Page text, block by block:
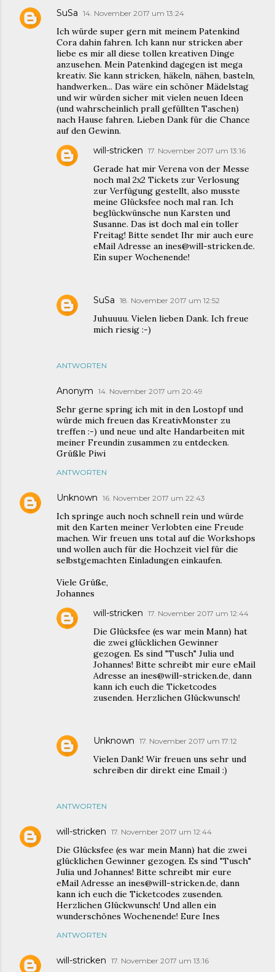
SuSa 14. November 2017 um 13:24
Ich würde super gern mit meinem Patenkind
Cora dahin fahren. Ich kann nur stricken aber
liebe es mir all diese tollen kreativen Dinge
anzusehen. Mein Patenkind dagegen ist mega
kreativ. Sie kann stricken, häkeln, nähen, basteln,
handwerken... Das wäre ein schöner Mädelstag
und wir würden sicher mit vielen neuen Ideen
(und wahrscheinlich prall gefüllten Taschen)
nach Hause fahren. Lieben Dank für die Chance
auf den Gewinn.
ANTWORTEN
will-stricken 17. November 2017 um 13:16
Gerade hat mir Verena von der Messe
noch mal 2x2 Tickets zur Verlosung
zur Verfügung gestellt, also musste
meine Glücksfee noch mal ran. Ich
beglückwünsche nun Karsten und
Susanne. Das ist doch mal ein toller
Freitag! Bitte sendet Ihr mir auch eure
eMail Adresse an ines@will-stricken.de.
Ein super Wochenende!
SuSa 18. November 2017 um 12:52
Juhuuuu. Vielen lieben Dank. Ich freue
mich riesig :-)
Anonym 14. November 2017 um 20:49
Sehr gerne spring ich mit in den Lostopf und
würde mich freuen das KreativMonster zu
treffen :-) und neue und alte Handarbeiten mit
meiner Freundin zusammen zu entdecken.
Grüßle Piwi
ANTWORTEN
Unknown 16. November 2017 um 22:43
Ich springe auch noch schnell rein und würde
mit den Karten meiner Verlobten eine Freude
machen. Wir freuen uns total auf die Workshops
und wollen auch für die Hochzeit viel für die
selbstgemachten Einladungen einkaufen.
Viele Grüße,
Johannes
ANTWORTEN
will-stricken 17. November 2017 um 12:44
Die Glücksfee (es war mein Mann) hat
die zwei glücklichen Gewinner
gezogen. Es sind "Tusch" Julia und
Johannes! Bitte schreibt mir eure eMail
Adresse an ines@will-stricken.de, dann
kann ich euch die Ticketcodes
zusenden. Herzlichen Glückwunsch!
Unknown 17. November 2017 um 17:12
Vielen Dank! Wir freuen uns sehr und
schreiben dir direkt eine Email :)
will-stricken 17. November 2017 um 12:44
Die Glücksfee (es war mein Mann) hat die zwei
glücklichen Gewinner gezogen. Es sind "Tusch"
Julia und Johannes! Bitte schreibt mir eure
eMail Adresse an ines@will-stricken.de, dann
kann ich euch die Ticketcodes zusenden.
Herzlichen Glückwunsch! Und allen ein
wunderschönes Wochenende! Eure Ines
ANTWORTEN
will-stricken 17. November 2017 um 13:16